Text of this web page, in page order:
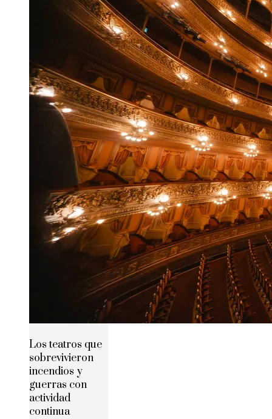
Los teatros que
sobrevivieron
incendios y
guerras con
actividad
continua